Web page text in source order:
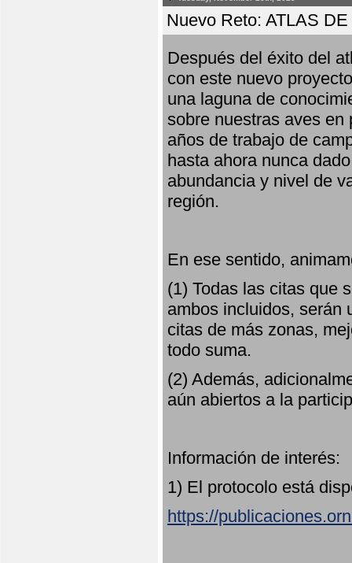
Nuevo Reto: ATLAS
Después del éxito del
con este nuevo
una laguna de
sobre nuestras aves en
años de trabajo de
hasta ahora nunca
abundancia y nivel de
región.
En ese sentido,
(1) Todas las citas que
ambos incluidos, serán
citas de más zonas,
todo suma.
(2) Además,
aún abiertos a la
Información de interés:
1) El protocolo está
https://